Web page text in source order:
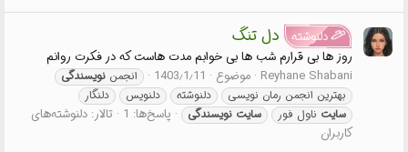
دلنوشته دل تنگ
روز ها بی قرارم شب ها بی خوابم مدت هاست که در فکرت روانم
Reyhane Shabani موضوع 1403٫1٫11 انجمن نویسندگی
بهترین انجمن رمان نویسی
دلنوشته دلنویس
دلنگار
سایت ناول فور سایت نویسندگی پاسخ‌ها: 1 تالار: دلنوشته‌های
کاربران